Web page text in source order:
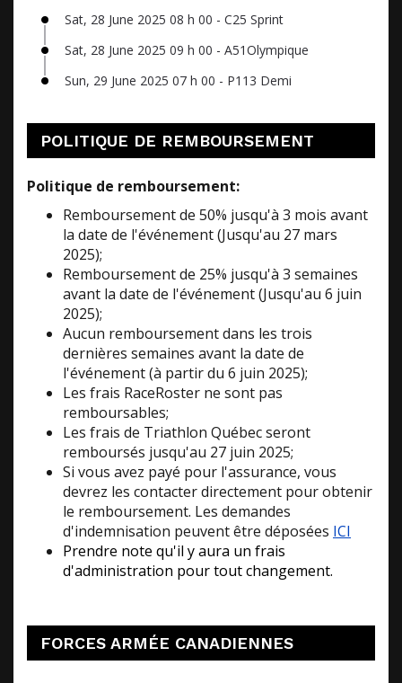
Sat, 28 June 2025 08 h 00 - C25 Sprint
Sat, 28 June 2025 09 h 00 - A51Olympique
Sun, 29 June 2025 07 h 00 - P113 Demi
POLITIQUE DE REMBOURSEMENT
Politique de remboursement:
Remboursement de 50% jusqu'à 3 mois avant
la date de l'événement (Jusqu'au 27 mars
2025);
Remboursement de 25% jusqu'à 3 semaines
avant la date de l'événement (Jusqu'au 6 juin
2025);
Aucun remboursement dans les trois
dernières semaines avant la date de
l'événement (à partir du 6 juin 2025);
Les frais RaceRoster ne sont pas
remboursables;
Les frais de Triathlon Québec seront
remboursés jusqu'au 27 juin 2025;
Si vous avez payé pour l'assurance, vous
devrez les contacter directement pour obtenir
le remboursement. Les demandes
d'indemnisation peuvent être déposées ICI
Prendre note qu'il y aura un frais
d'administration pour tout changement.
FORCES ARMÉE CANADIENNES